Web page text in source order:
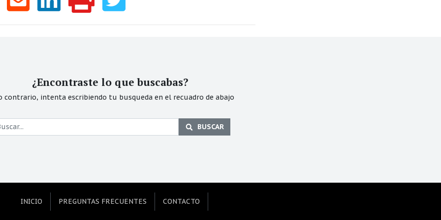
¿Encontraste lo que buscabas?
contrario, intenta escribiendo tu busqueda en el recuadro de abajo
BUSCAR
INICIO PREGUNTAS FRECUENTES CONTACTO